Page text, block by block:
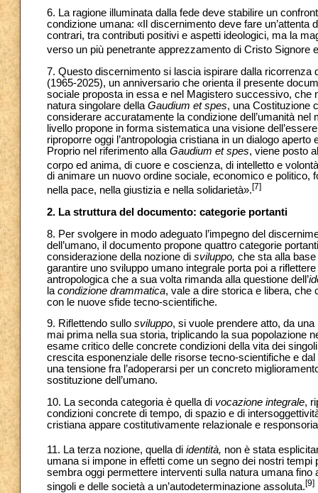
6. La ragione illuminata dalla fede deve stabilire un
condizione umana: «Il discernimento deve fare
contrari, tra contributi positivi e aspetti ideologici, ma la
verso un più penetrante apprezzamento di Cristo Signore
7. Questo discernimento si lascia ispirare dalla ricorrenza
(1965-2025), un anniversario che orienta il presente
sociale proposta in essa e nel Magistero successivo, che
natura singolare della Gaudium et spes, una Costituzione
considerare accuratamente la condizione dell’umanità
livello propone in forma sistematica una visione
riproporre oggi l’antropologia cristiana in un dialogo
Proprio nel riferimento alla Gaudium et spes, viene posto
corpo ed anima, di cuore e coscienza, di intelletto e
di animare un nuovo ordine sociale, economico e politico,
nella pace, nella giustizia e nella solidarietà».[7]
2. La struttura del documento: categorie portanti
8. Per svolgere in modo adeguato l’impegno del
dell’umano, il documento propone quattro categorie
considerazione della nozione di sviluppo, che sta alla
garantire uno sviluppo umano integrale porta poi a
antropologica che a sua volta rimanda alla questione dell’
la condizione drammatica, vale a dire storica e libera, che
con le nuove sfide tecno-scientifiche.
9. Riflettendo sullo sviluppo, si vuole prendere atto, da
mai prima nella sua storia, triplicando la sua popolazione
esame critico delle concrete condizioni della vita dei
crescita esponenziale delle risorse tecno-scientifiche e
una tensione fra l’adoperarsi per un concreto
sostituzione dell’umano.
10. La seconda categoria è quella di vocazione integrale,
condizioni concrete di tempo, di spazio e di
cristiana appare costitutivamente relazionale e
11. La terza nozione, quella di identità, non è stata
umana si impone in effetti come un segno dei nostri
sembra oggi permettere interventi sulla natura umana
singoli e delle società a un’autodeterminazione assoluta.[9]